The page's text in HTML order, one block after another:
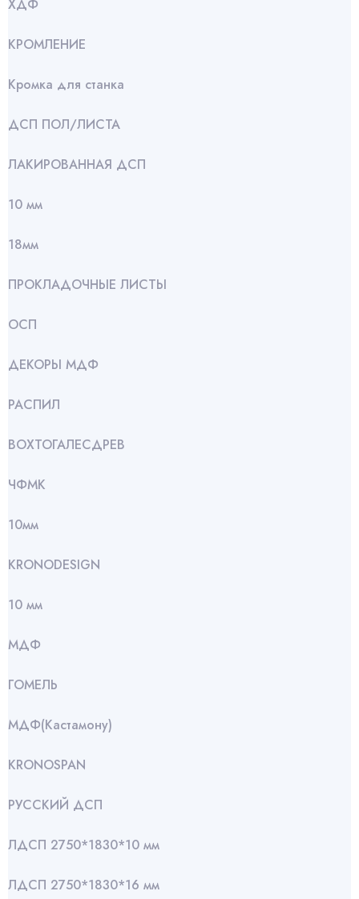
ХДФ
КРОМЛЕНИЕ
Кромка для станка
ДСП ПОЛ/ЛИСТА
ЛАКИРОВАННАЯ ДСП
10 мм
18мм
ПРОКЛАДОЧНЫЕ ЛИСТЫ
ОСП
ДЕКОРЫ МДФ
РАСПИЛ
ВОХТОГАЛЕСДРЕВ
ЧФМК
10мм
KRONODESIGN
10 мм
МДФ
ГОМЕЛЬ
МДФ(Кастамону)
KRONOSPAN
РУССКИЙ ДСП
ЛДСП 2750*1830*10 мм
ЛДСП 2750*1830*16 мм